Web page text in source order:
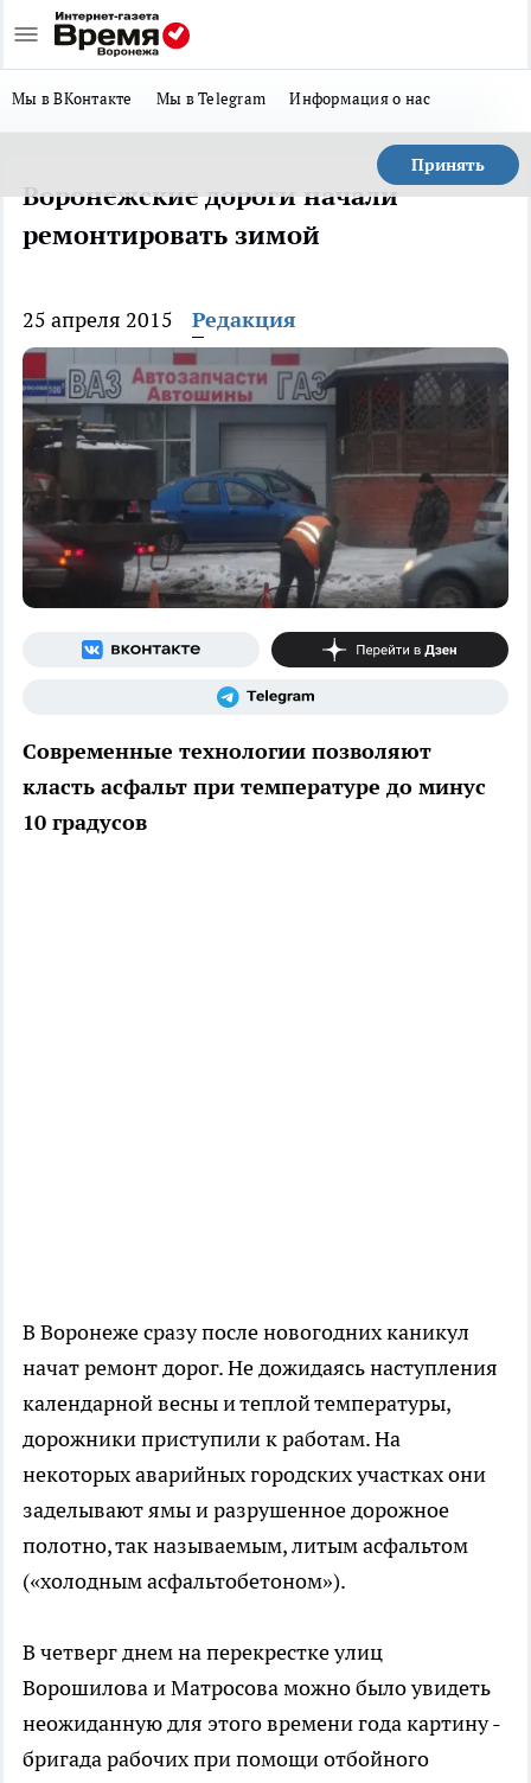
Мы в ВКонтакте Мы в Telegram Информация о нас
Принять
Воронежские дороги начали
ремонтировать зимой
25 апреля 2015 Редакция
Современные технологии позволяют
класть асфальт при температуре до минус
10 градусов
В Воронеже сразу после новогодних каникул
начат ремонт дорог. Не дожидаясь наступления
календарной весны и теплой температуры,
дорожники приступили к работам. На
некоторых аварийных городских участках они
заделывают ямы и разрушенное дорожное
полотно, так называемым, литым асфальтом
(«холодным асфальтобетоном»).
В четверг днем на перекрестке улиц
Ворошилова и Матросова можно было увидеть
неожиданную для этого времени года картину -
бригада рабочих при помощи отбойного